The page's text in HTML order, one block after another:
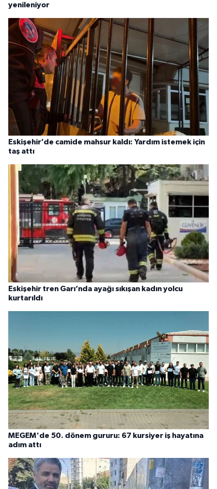
yenileniyor
Eskişehir’de camide mahsur kaldı: Yardım istemek için
taş attı
Eskişehir tren Garı’nda ayağı sıkışan kadın yolcu
kurtarıldı
MEGEM'de 50. dönem gururu: 67 kursiyer iş hayatına
adım attı